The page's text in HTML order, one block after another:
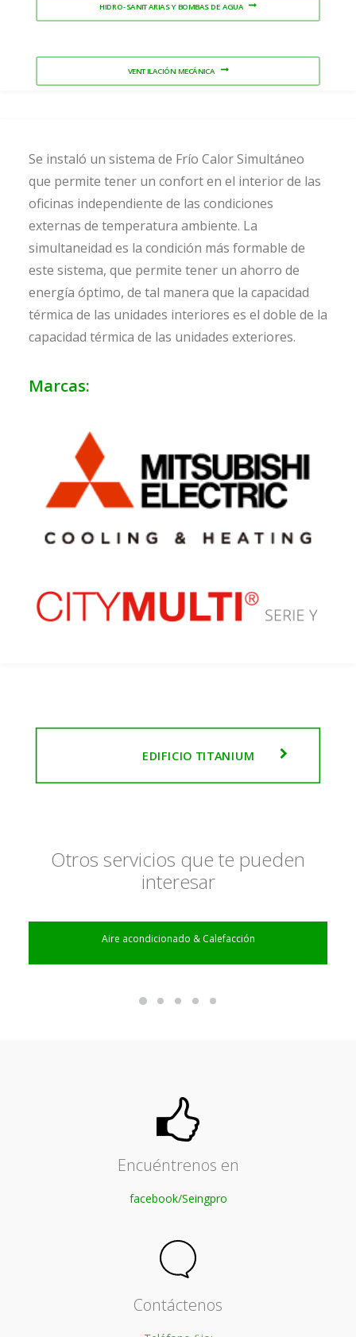
HIDRO-SANITARIAS Y BOMBAS DE AGUA
VENTILACIÓN MECÁNICA
Se instaló un sistema de Frío Calor Simultáneo
que permite tener un confort en el interior de las
oficinas independiente de las condiciones
externas de temperatura ambiente. La
simultaneidad es la condición más formable de
este sistema, que permite tener un ahorro de
energía óptimo, de tal manera que la capacidad
térmica de las unidades interiores es el doble de la
capacidad térmica de las unidades exteriores.
Marcas:
EDIFICIO TITANIUM
Otros servicios que te pueden
interesar
Aire acondicionado & Calefacción
Encuéntrenos en
facebook/Seingpro
Contáctenos